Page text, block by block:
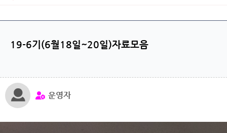
19-6기(6월18일~20일)자료모음
운영자